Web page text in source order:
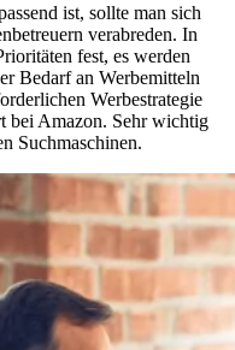
ist, sollte man sich
verabreden. In
fest, es werden
Bedarf an Werbemitteln
Werbestrategie
bei Amazon. Sehr wichtig
Suchmaschinen.